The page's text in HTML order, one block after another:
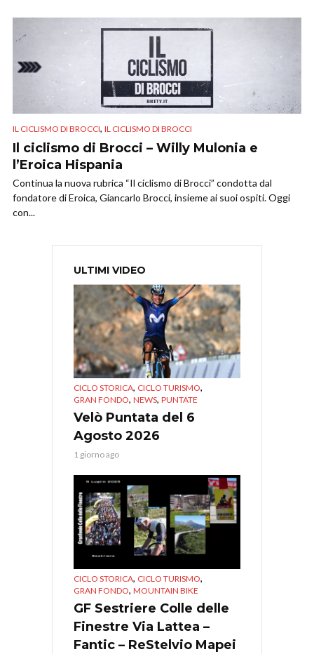
IL CICLISMO DI BROCCI, IL CICLISMO DI BROCCI
Il ciclismo di Brocci – Willy Mulonia e
l’Eroica Hispania
Continua la nuova rubrica “Il ciclismo di Brocci” condotta dal
fondatore di Eroica, Giancarlo Brocci, insieme ai suoi ospiti. Oggi
con...
ULTIMI VIDEO
CICLO STORICA, CICLO TURISMO,
GRAN FONDO, NEWS, PUNTATE
Velò Puntata del 6
Agosto 2026
1 giorno ago
CICLO STORICA, CICLO TURISMO,
GRAN FONDO, MOUNTAIN BIKE
GF Sestriere Colle delle
Finestre Via Lattea –
Fantic – ReStelvio Mapei